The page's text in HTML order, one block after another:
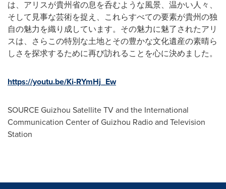
は、アリスが貴州省の息を呑むような風景、温かい人々、
そして見事な芸術を捉え、これらすべての要素が貴州の独
自の魅力を織り成しています。その魅力に魅了されたアリ
スは、さらこの特別な土地とその豊かな文化遺産の素晴ら
しさを探求するために再び訪れることを心に決めました。
https://youtu.be/Ki-RYmHj_Ew
SOURCE Guizhou Satellite TV and the International
Communication Center of Guizhou Radio and Television
Station